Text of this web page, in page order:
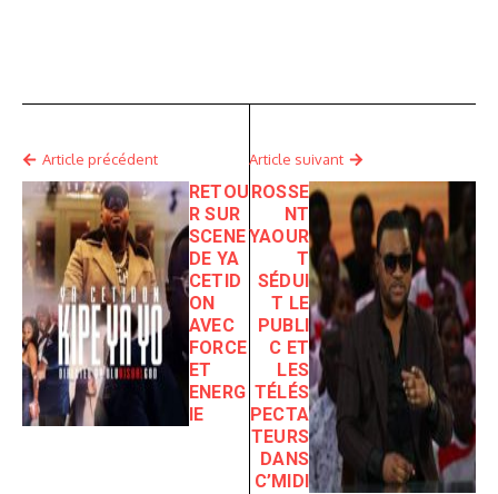
Article précédent
RETOU
R SUR
SCENE
DE YA
CETID
ON
AVEC
FORCE
ET
ENERG
IE
Article suivant
ROSSE
NT
YAOUR
T
SÉDUI
T LE
PUBLI
C ET
LES
TÉLÉS
PECTA
TEURS
DANS
C’MIDI